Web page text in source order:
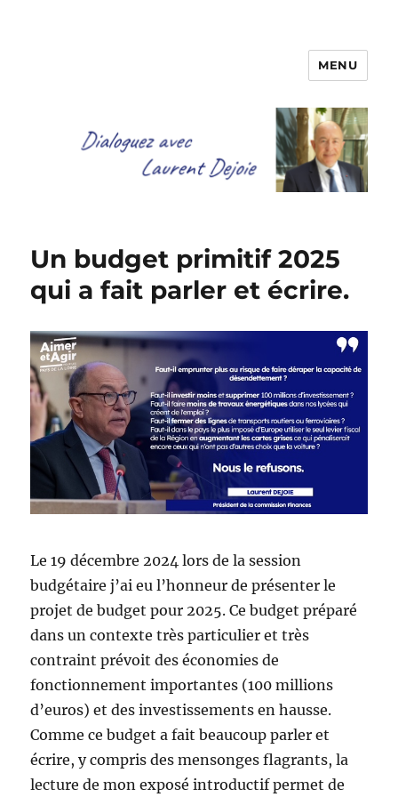
Dialoguez avec Laurent Dejoie
MENU
Un budget primitif 2025
qui a fait parler et écrire.
Le 19 décembre 2024 lors de la session
budgétaire j’ai eu l’honneur de présenter le
projet de budget pour 2025. Ce budget préparé
dans un contexte très particulier et très
contraint prévoit des économies de
fonctionnement importantes (100 millions
d’euros) et des investissements en hausse.
Comme ce budget a fait beaucoup parler et
écrire, y compris des mensonges flagrants, la
lecture de mon exposé introductif permet de